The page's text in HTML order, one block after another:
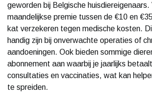
geworden bij Belgische huisdiereigenaars.
maandelijkse premie tussen de €10 en
kat verzekeren tegen medische kosten.
handig zijn bij onverwachte operaties of
aandoeningen. Ook bieden sommige
abonnement aan waarbij je jaarlijks
consultaties en vaccinaties, wat kan
te spreiden.